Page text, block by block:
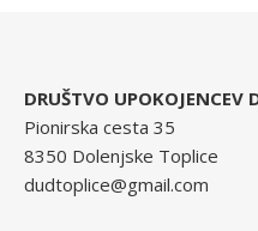
DRUŠTVO UPOKOJENCEV
Pionirska cesta 35
8350 Dolenjske Toplice
dudtoplice@gmail.com